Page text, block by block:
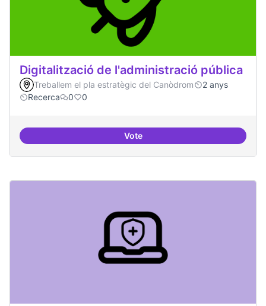
Digitalització de l'administració pública
Treballem el pla estratègic del Canòdrom
2 anys
Recerca
0 0
VoteDigitalització de l'administració